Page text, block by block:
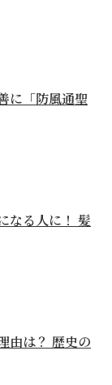
に「防風通聖
なる人に！ 髪
由は？ 歴史の